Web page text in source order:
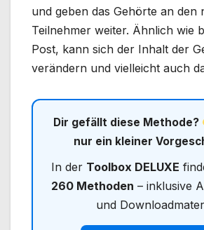
und geben das Gehörte an den
Teilnehmer weiter. Ähnlich wie
Post, kann sich der Inhalt der
verändern und vielleicht auch
Dir gefällt diese Methode?
nur ein kleiner
In der Toolbox DELUXE
260 Methoden – inklusive
und